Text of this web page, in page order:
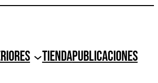
TiendaPublicaciones